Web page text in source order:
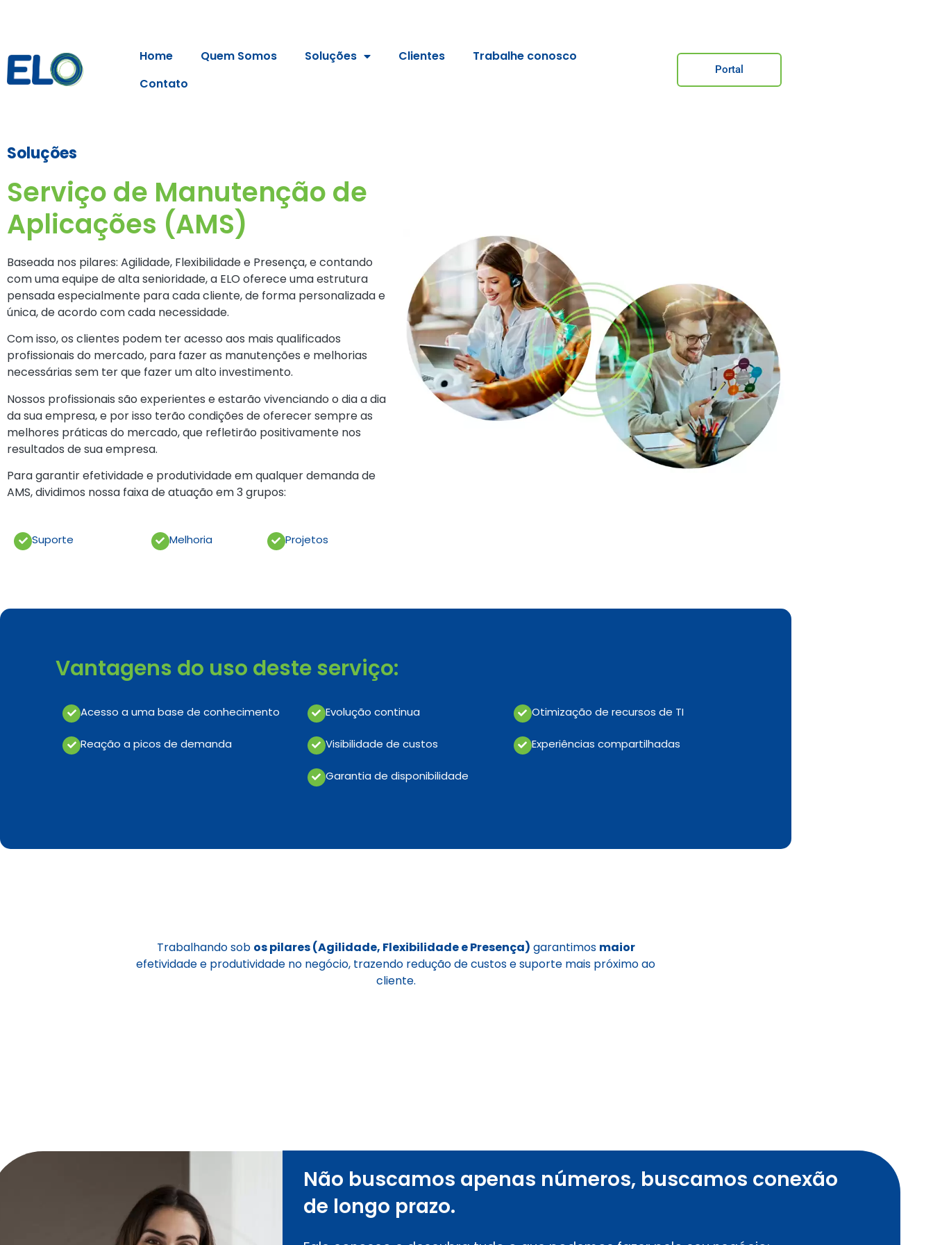
Home Quem Somos Soluções Clientes
Trabalhe conosco
Contato
Portal
Soluções
Serviço de Manutenção de
Aplicações (AMS)
Baseada nos pilares: Agilidade, Flexibilidade e Presença, e contando
com uma equipe de alta senioridade, a ELO oferece uma estrutura
pensada especialmente para cada cliente, de forma personalizada e
única, de acordo com cada necessidade.
Com isso, os clientes podem ter acesso aos mais qualificados
profissionais do mercado, para fazer as manutenções e melhorias
necessárias sem ter que fazer um alto investimento.
Nossos profissionais são experientes e estarão vivenciando o dia a dia
da sua empresa, e por isso terão condições de oferecer sempre as
melhores práticas do mercado, que refletirão positivamente nos
resultados de sua empresa.
Para garantir efetividade e produtividade em qualquer demanda de
AMS, dividimos nossa faixa de atuação em 3 grupos:
Suporte Melhoria Projetos
Vantagens do uso deste serviço:
Acesso a uma base de conhecimento
Reação a picos de demanda
Evolução continua
Visibilidade de custos
Otimização de recursos de TI
Experiências compartilhadas
Garantia de disponibilidade
Trabalhando sob os pilares (Agilidade, Flexibilidade e Presença) garantimos maior
efetividade e produtividade no negócio, trazendo redução de custos e suporte mais próximo ao
cliente.
Não buscamos apenas números, buscamos conexão
de longo prazo.